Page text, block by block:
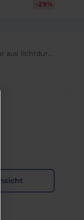
-29%
Strandball aufblasbar aus lichtdurchlässigem PVC